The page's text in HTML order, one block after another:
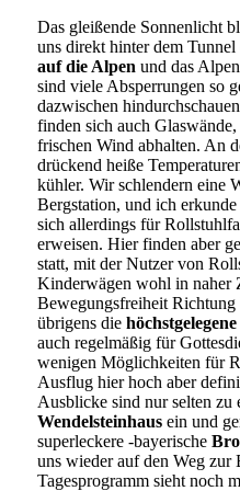
Das gleißende Sonnenlicht
uns direkt hinter dem Tunnel
auf die Alpen und das
sind viele Absperrungen so
dazwischen
finden sich auch
frischen Wind abhalten. An
drückend heiße
kühler. Wir schlendern eine
Bergstation, und ich
sich allerdings für
erweisen. Hier finden aber
statt, mit der Nutzer von
Kinderwägen wohl in naher
Bewegungsfreiheit
übrigens die
auch regelmäßig für
wenigen Möglichkeiten für
Ausflug hier hoch aber
Ausblicke sind nur selten zu
Wendelsteinhausein und
superleckere -bayerische
uns wieder auf den Weg zur
Tagesprogramm sieht noch